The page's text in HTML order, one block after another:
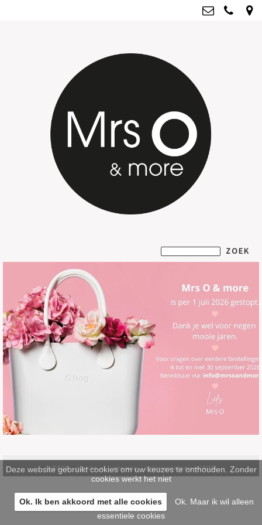
Kvk: Mrs O & more - 67796435
BTWnr: NL001835603B07
© 2026 -pinsite.nl-sitemap-privacystatement/AVG
Deze website gebruikt cookies om uw keuzes te onthouden. Zonder
cookies werkt het niet
Ok. Ik ben akkoord met alle cookies
Ok. Maar ik wil alleen
essentiele cookies